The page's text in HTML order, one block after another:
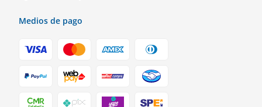
Medios de pago